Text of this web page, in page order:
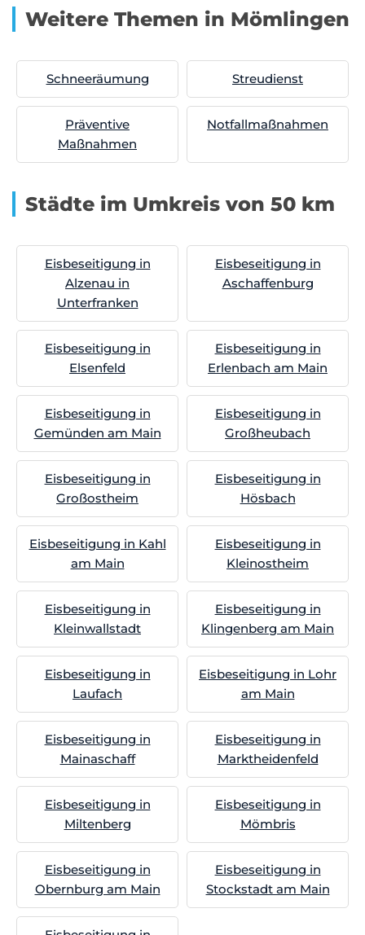
Weitere Themen in Mömlingen
Schneeräumung Streudienst
Präventive
Maßnahmen
Notfallmaßnahmen
Städte im Umkreis von 50 km
Eisbeseitigung in
Alzenau in
Unterfranken
Eisbeseitigung in
Aschaffenburg
Eisbeseitigung in
Elsenfeld
Eisbeseitigung in
Erlenbach am Main
Eisbeseitigung in
Gemünden am Main
Eisbeseitigung in
Großheubach
Eisbeseitigung in
Großostheim
Eisbeseitigung in
Hösbach
Eisbeseitigung in Kahl
am Main
Eisbeseitigung in
Kleinostheim
Eisbeseitigung in
Kleinwallstadt
Eisbeseitigung in
Klingenberg am Main
Eisbeseitigung in
Laufach
Eisbeseitigung in Lohr
am Main
Eisbeseitigung in
Mainaschaff
Eisbeseitigung in
Marktheidenfeld
Eisbeseitigung in
Miltenberg
Eisbeseitigung in
Mömbris
Eisbeseitigung in
Obernburg am Main
Eisbeseitigung in
Stockstadt am Main